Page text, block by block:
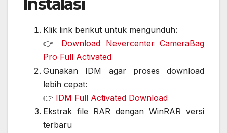
Klik link berikut untuk mengunduh:
👉 Download Nevercenter CameraBag
Pro Full Activated
Gunakan IDM agar proses download
lebih cepat:
👉 IDM Full Activated Download
Ekstrak file RAR dengan WinRAR versi
terbaru